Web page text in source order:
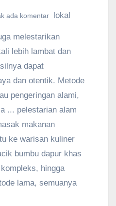
ada komentar lokal
melestarikan
lebih lambat dan
dapat
dan otentik. Metode
pengeringan alami,
... pelestarian alam
makanan
ke warisan kuliner
bumbu dapur khas
hingga
lama, semuanya